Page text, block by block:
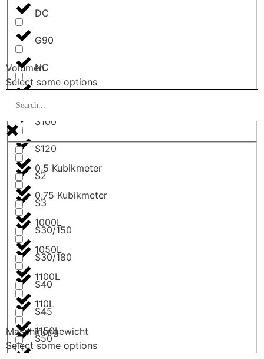
DC
G90
NC
S100
S120
S2
S3
S30/150
S30/180
S40
S45
S50
Volumen
Select some options
0,5 Kubikmeter
0,75 Kubikmeter
1000L
1050L
1100L
110L
1150L
Maschinengewicht
Select some options